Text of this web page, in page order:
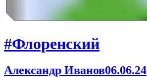
#Флоренский
Александр Иванов06.06.24